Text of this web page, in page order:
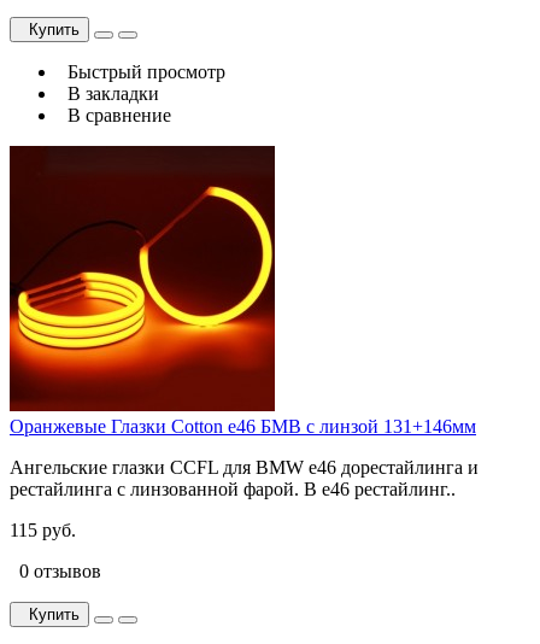
Купить
Быстрый просмотр
В закладки
В сравнение
Оранжевые Глазки Cotton e46 БМВ c линзой 131+146мм
Ангельские глазки CCFL для BMW e46 дорестайлинга и
рестайлинга с линзованной фарой. В e46 рестайлинг..
115 руб.
0 отзывов
Купить